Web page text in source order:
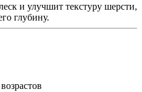
и улучшит текстуру шерсти,
глубину.